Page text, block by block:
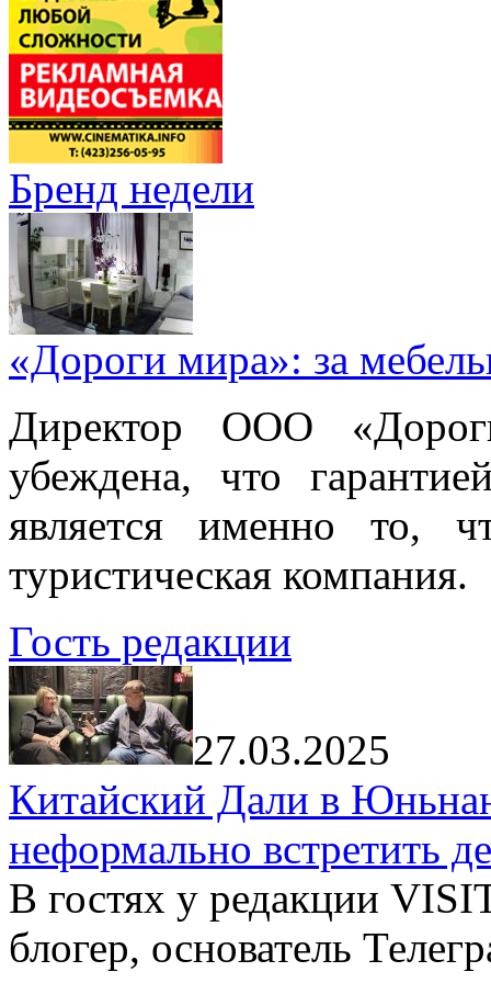
Бренд недели
«Дороги мира»: за
Директор ООО
убеждена, что
является именно то,
туристическая компания.
Гость редакции
27.03.2025
Китайский Дали в
неформально встретить
В гостях у редакции
блогер, основатель